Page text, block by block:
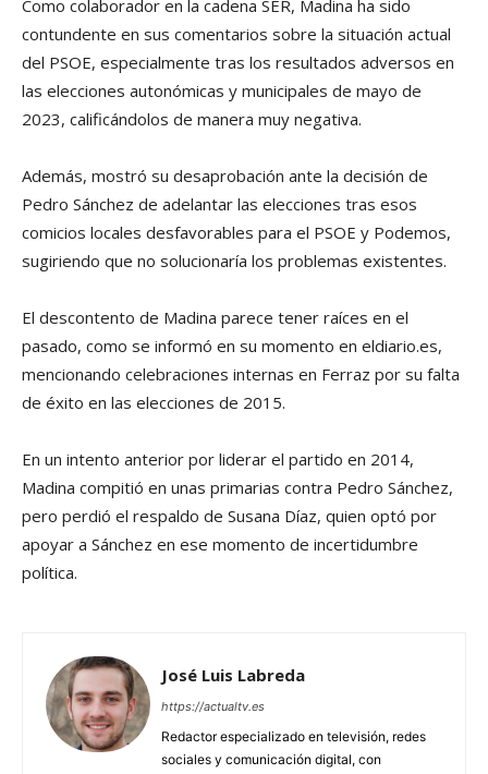
Como colaborador en la cadena SER, Madina ha sido
contundente en sus comentarios sobre la situación actual
del PSOE, especialmente tras los resultados adversos en
las elecciones autonómicas y municipales de mayo de
2023, calificándolos de manera muy negativa.
Además, mostró su desaprobación ante la decisión de
Pedro Sánchez de adelantar las elecciones tras esos
comicios locales desfavorables para el PSOE y Podemos,
sugiriendo que no solucionaría los problemas existentes.
El descontento de Madina parece tener raíces en el
pasado, como se informó en su momento en eldiario.es,
mencionando celebraciones internas en Ferraz por su falta
de éxito en las elecciones de 2015.
En un intento anterior por liderar el partido en 2014,
Madina compitió en unas primarias contra Pedro Sánchez,
pero perdió el respaldo de Susana Díaz, quien optó por
apoyar a Sánchez en ese momento de incertidumbre
política.
José Luis Labreda
https://actualtv.es
Redactor especializado en televisión, redes
sociales y comunicación digital, con